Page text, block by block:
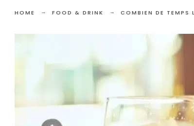
HOME FOOD & DRINK COMBIEN DE TEMPS